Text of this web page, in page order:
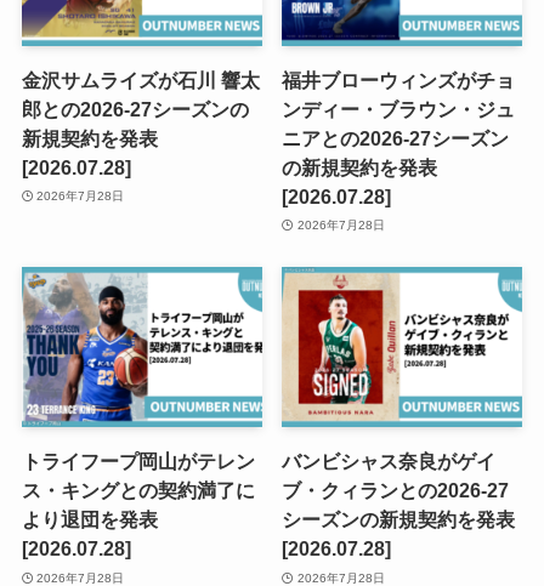
金沢サムライズが石川 響太
郎との2026-27シーズンの
新規契約を発表
[2026.07.28]
2026年7月28日
福井ブローウィンズがチョ
ンディー・ブラウン・ジュ
ニアとの2026-27シーズン
の新規契約を発表
[2026.07.28]
2026年7月28日
トライフープ岡山がテレン
ス・キングとの契約満了に
より退団を発表
[2026.07.28]
2026年7月28日
バンビシャス奈良がゲイ
ブ・クィランとの2026-27
シーズンの新規契約を発表
[2026.07.28]
2026年7月28日